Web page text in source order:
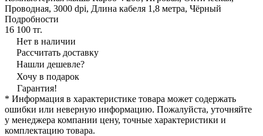
Проводная, 3000 dpi, Длина кабеля 1,8 метра, Чёрный
Подробности
16 100 тг.
Нет в наличии
Рассчитать доставку
Нашли дешевле?
Хочу в подарок
Гарантия!
* Информация в характеристике товара может содержать
ошибки или неверную информацию. Пожалуйста, уточняйте
у менеджера компании цену, точные характеристики и
комплектацию товара.